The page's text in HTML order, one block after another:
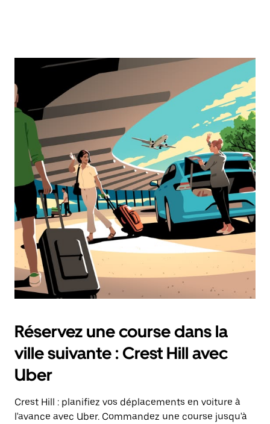
Réservez une course dans la
ville suivante : Crest Hill avec
Uber
Crest Hill : planifiez vos déplacements en voiture à
l'avance avec Uber. Commandez une course jusqu'à